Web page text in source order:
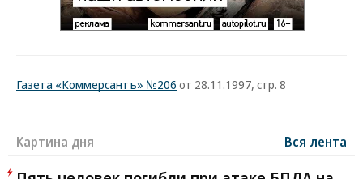
Газета «Коммерсантъ» №206 от 28.11.1997, стр. 8
Картина дня Вся лента